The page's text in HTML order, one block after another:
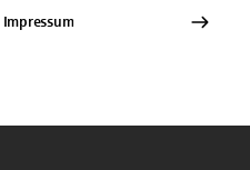
Impressum